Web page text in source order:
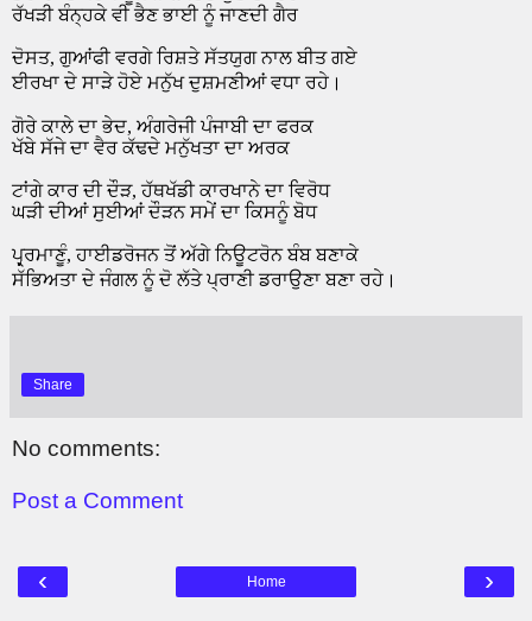
ਰੱਖੜੀ ਬੰਨ੍ਹਕੇ ਵੀ ਭੈਣ ਭਾਈ ਨੂੰ ਜਾਣਦੀ ਗੈਰ
ਦੋਸਤ, ਗੁਆਂਫੀ ਵਰਗੇ ਰਿਸ਼ਤੇ ਸੱਤਯੁਗ ਨਾਲ ਬੀਤ ਗਏ
ਈਰਖਾ ਦੇ ਸਾੜੇ ਹੋਏ ਮਨੁੱਖ ਦੁਸ਼ਮਣੀਆਂ ਵਧਾ ਰਹੇ ।
ਗੋਰੇ ਕਾਲੇ ਦਾ ਭੇਦ, ਅੰਗਰੇਜੀ ਪੰਜਾਬੀ ਦਾ ਫਰਕ
ਖੱਬੇ ਸੱਜੇ ਦਾ ਵੈਰ ਕੱਢਦੇ ਮਨੁੱਖਤਾ ਦਾ ਅਰਕ
ਟਾਂਗੇ ਕਾਰ ਦੀ ਦੌੜ,ਹੱਥਖੱਡੀ ਕਾਰਖਾਨੇ ਦਾ ਵਿਰੋਧ
ਘੜੀ ਦੀਆਂ ਸੁਈਆਂ ਦੌੜਨ ਸਮੇਂ ਦਾ ਕਿਸਨੂੰ ਬੋਧ
ਪ੍ਰ੍ਰਮਾਣੂੰ,ਹਾਈਡਰੋਜਨ ਤੋਂ ਅੱਗੇ ਨਿਊਟਰੋਨ ਬੰਬ ਬਣਾਕੇ
ਸੱਭਿਅਤਾ ਦੇ ਜੰਗਲ ਨੂੰ ਦੋ ਲੱਤੇ ਪ੍ਰਾਣੀ ਡਰਾਉਣਾ ਬਣਾ ਰਹੇ ।
Share
No comments:
Post a Comment
‹ ›
Home